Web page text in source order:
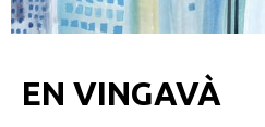
EN VINGAVÀ